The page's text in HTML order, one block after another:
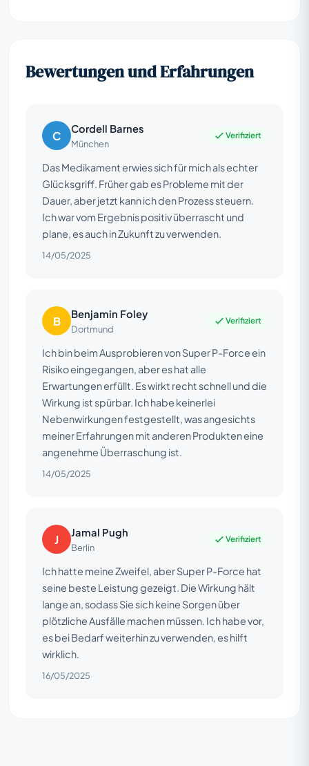
Bewertungen und Erfahrungen
C Cordell Barnes
München
Verifiziert
Das Medikament erwies sich für mich als echter
Glücksgriff. Früher gab es Probleme mit der
Dauer, aber jetzt kann ich den Prozess steuern.
Ich war vom Ergebnis positiv überrascht und
plane, es auch in Zukunft zu verwenden.
14/05/2025
B Benjamin Foley
Dortmund
Verifiziert
Ich bin beim Ausprobieren von Super P-Force ein
Risiko eingegangen, aber es hat alle
Erwartungen erfüllt. Es wirkt recht schnell und die
Wirkung ist spürbar. Ich habe keinerlei
Nebenwirkungen festgestellt, was angesichts
meiner Erfahrungen mit anderen Produkten eine
angenehme Überraschung ist.
14/05/2025
J Jamal Pugh
Berlin
Verifiziert
Ich hatte meine Zweifel, aber Super P-Force hat
seine beste Leistung gezeigt. Die Wirkung hält
lange an, sodass Sie sich keine Sorgen über
plötzliche Ausfälle machen müssen. Ich habe vor,
es bei Bedarf weiterhin zu verwenden, es hilft
wirklich.
16/05/2025